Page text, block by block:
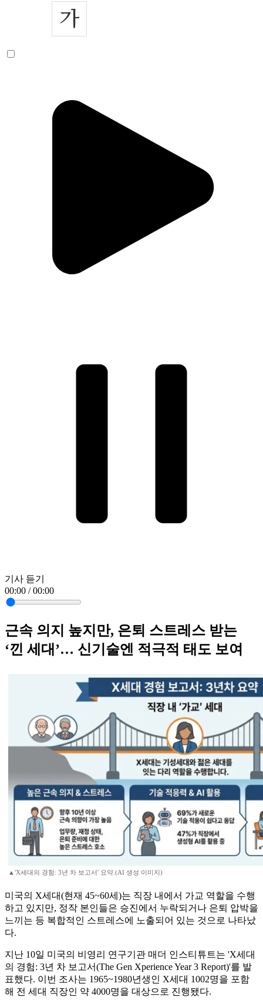
기사 듣기
00:00 / 00:00
근속 의지 높지만, 은퇴 스트레스 받는
‘낀 세대’… 신기술엔 적극적 태도 보여
▲'X세대의 경험: 3년 차 보고서' 요약.(AI 생성 이미지)
미국의 X세대(현재 45~60세)는 직장 내에서 가교 역할을 수행
하고 있지만, 정작 본인들은 승진에서 누락되거나 은퇴 압박을
느끼는 등 복합적인 스트레스에 노출되어 있는 것으로 나타났
다.
지난 10일 미국의 비영리 연구기관 매더 인스티튜트는 'X세대
의 경험: 3년 차 보고서(The Gen Xperience Year 3 Report)'를 발
표했다. 이번 조사는 1965~1980년생인 X세대 1002명을 포함
해 전 세대 직장인 약 4000명을 대상으로 진행됐다.